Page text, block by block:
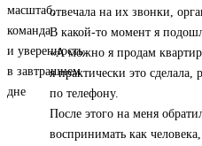
отвечала на их звонки,
В какой-то момент я
«А можно я продам
я практически это сделала,
по телефону.
После этого на меня
воспринимать как